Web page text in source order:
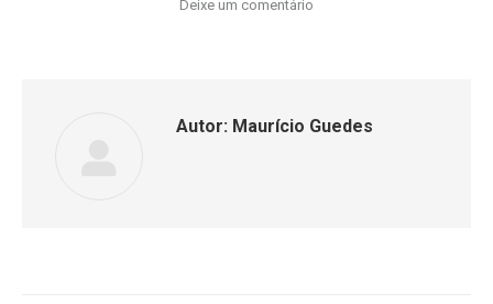
Deixe um comentário
Autor: Maurício Guedes